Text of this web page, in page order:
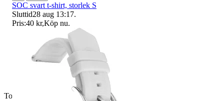
Toppsäljare
SOC svart t-shirt, storlek S
Sluttid28 aug 13:17.
Pris:40 kr,Köp nu.